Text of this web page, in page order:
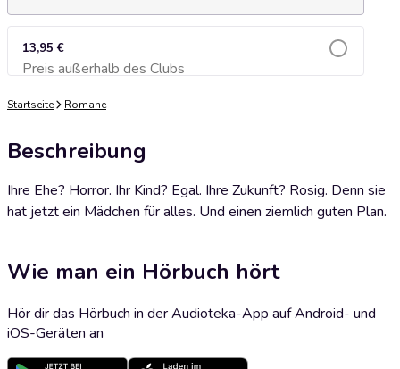
13,95 €
Preis außerhalb des ClubsZum Warenkorb hinzufügen
Startseite Romane
Beschreibung
Ihre Ehe? Horror. Ihr Kind? Egal. Ihre Zukunft? Rosig. Denn sie
hat jetzt ein Mädchen für alles. Und einen ziemlich guten Plan.
Wie man ein Hörbuch hört
Hör dir das Hörbuch in der Audioteka-App auf Android- und
iOS-Geräten an